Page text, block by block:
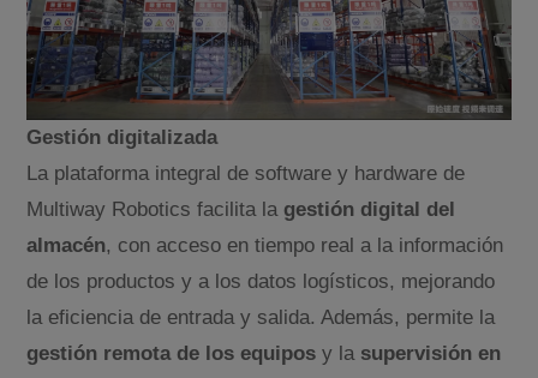
Gestión digitalizada
La plataforma integral de software y hardware de
Multiway Robotics facilita la gestión digital del
almacén, con acceso en tiempo real a la información
de los productos y a los datos logísticos, mejorando
la eficiencia de entrada y salida. Además, permite la
gestión remota de los equipos y la supervisión en